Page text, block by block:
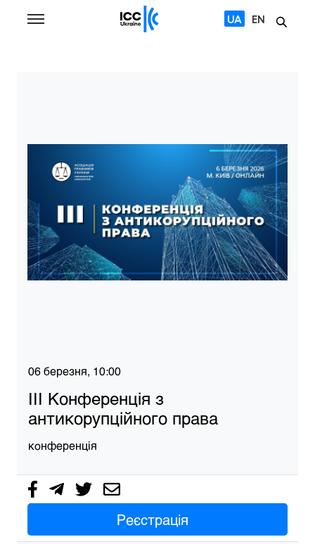
UA EN
06 березня, 10:00
ІІІ Конференція з
антикорупційного права
конференція
Реєстрація